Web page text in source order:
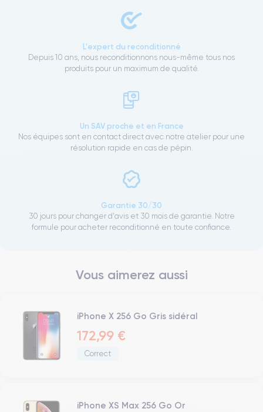
L'expert du reconditionné
Depuis 10 ans, nous reconditionnons nous-même tous nos
produits pour un maximum de qualité.
Un SAV proche et en France
Nos équipes sont en contact direct avec notre atelier pour une
résolution rapide en cas de pépin.
Garantie 30/30
30 jours pour changer d'avis et 30 mois de garantie. Notre
formule pour acheter reconditionné en toute confiance.
Vous aimerez aussi
iPhone X 256 Go Gris sidéral
172,99 €
Correct
iPhone XS Max 256 Go Or